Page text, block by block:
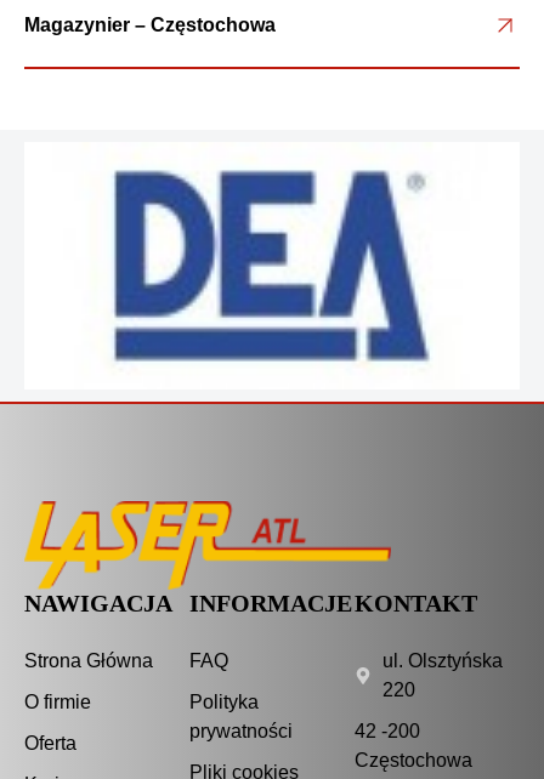
Magazynier – Częstochowa
NAWIGACJA
Strona Główna
O firmie
Oferta
INFORMACJE
FAQ
Polityka
prywatności
Pliki cookies
KONTAKT
ul. Olsztyńska
220
42 -200
Częstochowa